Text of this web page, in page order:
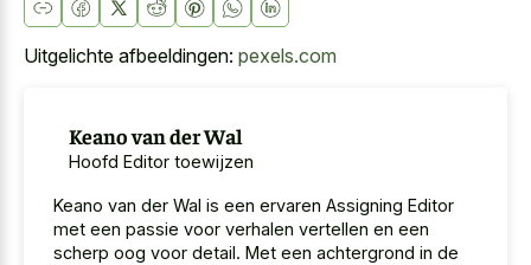
Uitgelichte afbeeldingen: pexels.com
Keano van der Wal
Hoofd Editor toewijzen
Keano van der Wal is een ervaren Assigning Editor
met een passie voor verhalen vertellen en een
scherp oog voor detail. Met een achtergrond in de